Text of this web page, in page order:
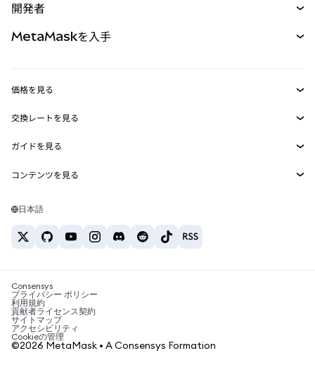
パーペチュアル
RWA
開発者
MetaMask Connect
Snaps
Web3サービス
MetaMaskを入手
セキュリティ
サポート
キャリア
お問い合わせ
価格を見る
イーサリアムの価格
Solanaの価格
Tetherの価格
交換レートを見る
ETH→USD
USDT→INR
BTC→INR
ETH→USDT
ガイドを見る
ETHの購入
USDTの購入
SHIBの購入
BNBの購入
コンテンツを見る
Solanaウォレット
税制関連ニュース
暗号資産の購入方法は？
ビットコインを売るには？
日本語
Consensys
プライバシー ポリシー
利用規約
貢献者ライセンス契約
サイトマップ
アクセシビリティ
Cookieの管理
©2026 MetaMask • A Consensys Formation